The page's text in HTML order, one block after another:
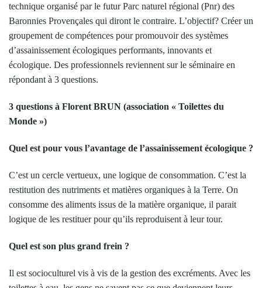
technique organisé par le futur Parc naturel régional (Pnr) des
Baronnies Provençales qui diront le contraire. L’objectif? Créer un
groupement de compétences pour promouvoir des systèmes
d’assainissement écologiques performants, innovants et
écologique. Des professionnels reviennent sur le séminaire en
répondant à 3 questions.
3 questions à Florent BRUN (association « Toilettes du
Monde »)
Quel est pour vous l’avantage de l’assainissement écologique ?
C’est un cercle vertueux, une logique de consommation. C’est la
restitution des nutriments et matières organiques à la Terre. On
consomme des aliments issus de la matière organique, il parait
logique de les restituer pour qu’ils reproduisent à leur tour.
Quel est son plus grand frein ?
Il est socioculturel vis à vis de la gestion des excréments. Avec les